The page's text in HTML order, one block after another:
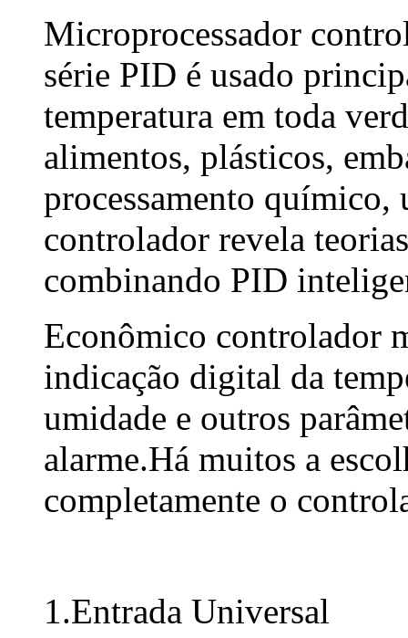
Microprocessador
série PID é usado
temperatura em toda
alimentos, plásticos,
processamento químico,
controlador revela
combinando PID
Econômico controlador
indicação digital da
umidade e outros
alarme.Há muitos a
completamente o
1.Entrada Universal